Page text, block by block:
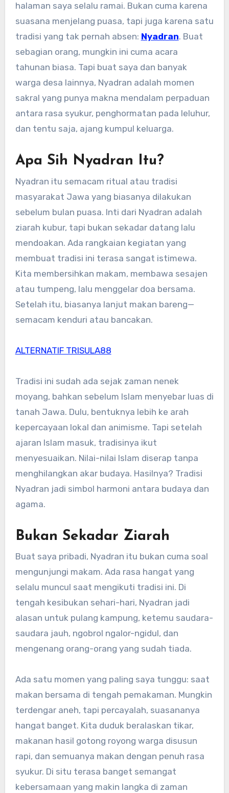
halaman saya selalu ramai. Bukan cuma karena
suasana menjelang puasa, tapi juga karena satu
tradisi yang tak pernah absen: Nyadran. Buat
sebagian orang, mungkin ini cuma acara
tahunan biasa. Tapi buat saya dan banyak
warga desa lainnya, Nyadran adalah momen
sakral yang punya makna mendalam perpaduan
antara rasa syukur, penghormatan pada leluhur,
dan tentu saja, ajang kumpul keluarga.
Apa Sih Nyadran Itu?
Nyadran itu semacam ritual atau tradisi
masyarakat Jawa yang biasanya dilakukan
sebelum bulan puasa. Inti dari Nyadran adalah
ziarah kubur, tapi bukan sekadar datang lalu
mendoakan. Ada rangkaian kegiatan yang
membuat tradisi ini terasa sangat istimewa.
Kita membersihkan makam, membawa sesajen
atau tumpeng, lalu menggelar doa bersama.
Setelah itu, biasanya lanjut makan bareng—
semacam kenduri atau bancakan.
ALTERNATIF TRISULA88
Tradisi ini sudah ada sejak zaman nenek
moyang, bahkan sebelum Islam menyebar luas di
tanah Jawa. Dulu, bentuknya lebih ke arah
kepercayaan lokal dan animisme. Tapi setelah
ajaran Islam masuk, tradisinya ikut
menyesuaikan. Nilai-nilai Islam diserap tanpa
menghilangkan akar budaya. Hasilnya? Tradisi
Nyadran jadi simbol harmoni antara budaya dan
agama.
Bukan Sekadar Ziarah
Buat saya pribadi, Nyadran itu bukan cuma soal
mengunjungi makam. Ada rasa hangat yang
selalu muncul saat mengikuti tradisi ini. Di
tengah kesibukan sehari-hari, Nyadran jadi
alasan untuk pulang kampung, ketemu saudara-
saudara jauh, ngobrol ngalor-ngidul, dan
mengenang orang-orang yang sudah tiada.
Ada satu momen yang paling saya tunggu: saat
makan bersama di tengah pemakaman. Mungkin
terdengar aneh, tapi percayalah, suasananya
hangat banget. Kita duduk beralaskan tikar,
makanan hasil gotong royong warga disusun
rapi, dan semuanya makan dengan penuh rasa
syukur. Di situ terasa banget semangat
kebersamaan yang makin langka di zaman